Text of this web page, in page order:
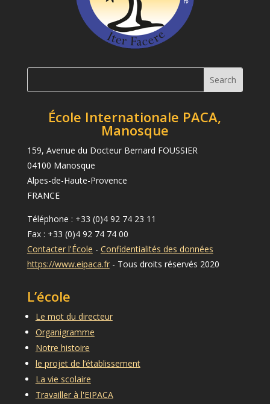
École Internationale PACA,
Manosque
159, Avenue du Docteur Bernard FOUSSIER
04100 Manosque
Alpes-de-Haute-Provence
FRANCE
Téléphone : +33 (0)4 92 74 23 11
Fax : +33 (0)4 92 74 74 00
Contacter l'École - Confidentialités des données
https://www.eipaca.fr- Tous droits réservés 2020
L’école
Le mot du directeur
Organigramme
Notre histoire
le projet de l’établissement
La vie scolaire
Travailler à l'EIPACA